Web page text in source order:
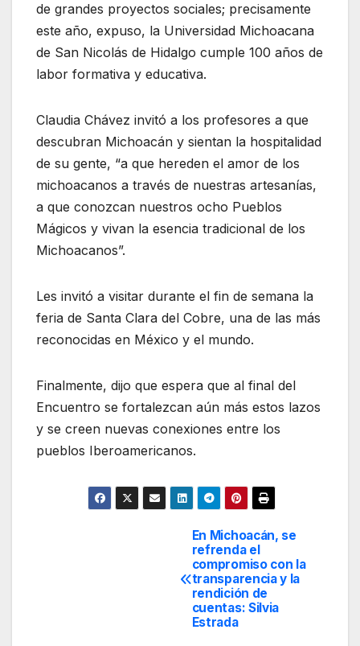
de grandes proyectos sociales; precisamente
este año, expuso, la Universidad Michoacana
de San Nicolás de Hidalgo cumple 100 años de
labor formativa y educativa.
Claudia Chávez invitó a los profesores a que
descubran Michoacán y sientan la hospitalidad
de su gente, “a que hereden el amor de los
michoacanos a través de nuestras artesanías,
a que conozcan nuestros ocho Pueblos
Mágicos y vivan la esencia tradicional de los
Michoacanos”.
Les invitó a visitar durante el fin de semana la
feria de Santa Clara del Cobre, una de las más
reconocidas en México y el mundo.
Finalmente, dijo que espera que al final del
Encuentro se fortalezcan aún más estos lazos
y se creen nuevas conexiones entre los
pueblos Iberoamericanos.
En Michoacán, se
refrenda el
compromiso con la
transparencia y la
rendición de
cuentas: Silvia
Estrada